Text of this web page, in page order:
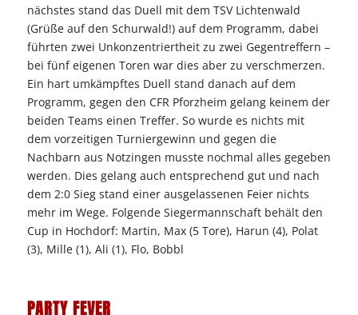
nächstes stand das Duell mit dem TSV Lichtenwald
(Grüße auf den Schurwald!) auf dem Programm, dabei
führten zwei Unkonzentriertheit zu zwei Gegentreffern –
bei fünf eigenen Toren war dies aber zu verschmerzen.
Ein hart umkämpftes Duell stand danach auf dem
Programm, gegen den CFR Pforzheim gelang keinem der
beiden Teams einen Treffer. So wurde es nichts mit
dem vorzeitigen Turniergewinn und gegen die
Nachbarn aus Notzingen musste nochmal alles gegeben
werden. Dies gelang auch entsprechend gut und nach
dem 2:0 Sieg stand einer ausgelassenen Feier nichts
mehr im Wege. Folgende Siegermannschaft behält den
Cup in Hochdorf: Martin, Max (5 Tore), Harun (4), Polat
(3), Mille (1), Ali (1), Flo, Bobbl
PARTY FEVER